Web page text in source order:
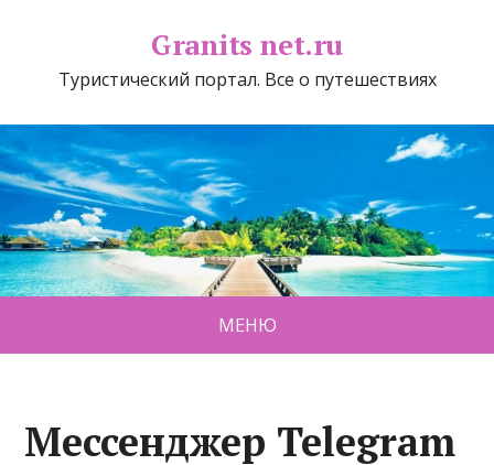
Granits net.ru
Туристический портал. Все о путешествиях
МЕНЮ
Мессенджер Telegram